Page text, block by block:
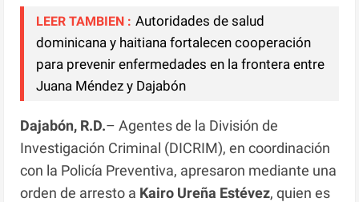
LEER TAMBIEN : Autoridades de salud
dominicana y haitiana fortalecen cooperación
para prevenir enfermedades en la frontera entre
Juana Méndez y Dajabón
Dajabón, R.D.– Agentes de la División de
Investigación Criminal (DICRIM), en coordinación
con la Policía Preventiva, apresaron mediante una
orden de arresto a Kairo Ureña Estévez, quien es